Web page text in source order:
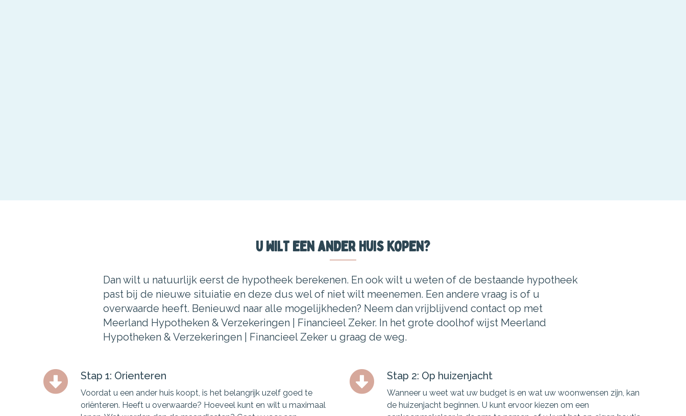
U wilt een ander huis kopen?
Dan wilt u natuurlijk eerst de hypotheek berekenen. En ook wilt u weten of de bestaande hypotheek
past bij de nieuwe situiatie en deze dus wel of niet wilt meenemen. Een andere vraag is of u
overwaarde heeft. Benieuwd naar alle mogelijkheden? Neem dan vrijblijvend contact op met
Meerland Hypotheken & Verzekeringen | Financieel Zeker. In het grote doolhof wijst Meerland
Hypotheken & Verzekeringen | Financieel Zeker u graag de weg.
Stap 1: Orienteren
Voordat u een ander huis koopt, is het belangrijk uzelf goed te
oriënteren. Heeft u overwaarde? Hoeveel kunt en wilt u maximaal
Stap 2: Op huizenjacht
Wanneer u weet wat uw budget is en wat uw woonwensen zijn, kan
de huizenjacht beginnen. U kunt ervoor kiezen om een